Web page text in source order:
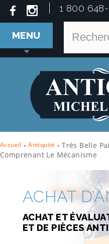
1 800 648-
MENU
Accueil - Antiquité - Très Belle
Comprenant Le Mécanisme
ACHAT
ACHAT ET
ET DE PIÈCES